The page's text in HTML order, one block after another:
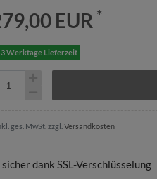
EUR *
3 Werktage Lieferzeit
ges. MwSt. zzgl. Versandkosten
sicher dank SSL-Verschlüsselung